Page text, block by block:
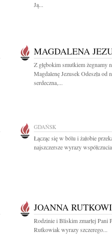
Ją...
MAGDALENA
Z głębokim smutkiem żegnamy
Magdalenę Jezusek Odeszła od
serdeczna,...
GDAŃSK
Łącząc się w bólu i żałobie
najszczersze wyrazy
JOANNA
Rodzinie i Bliskim zmarłej Pani
Rutkowiak wyrazy szczerego...